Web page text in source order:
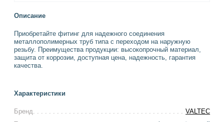
Описание
Приобретайте фитинг для надежного соединения
металлополимерных труб типа с переходом на наружную
резьбу. Преимущества продукции: высокопрочный материал,
защита от коррозии, доступная цена, надежность, гарантия
качества.
Характеристики
Бренд
VALTEC